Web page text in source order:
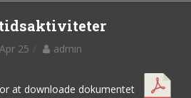
25 admin
at downloade dokumentet